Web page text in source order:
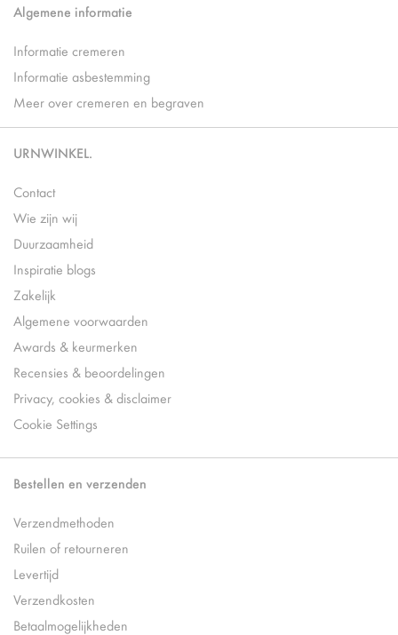
Algemene informatie
Informatie cremeren
Informatie asbestemming
Meer over cremeren en begraven
URNWINKEL.
Contact
Wie zijn wij
Duurzaamheid
Inspiratie blogs
Zakelijk
Algemene voorwaarden
Awards & keurmerken
Recensies & beoordelingen
Privacy, cookies & disclaimer
Cookie Settings
Bestellen en verzenden
Verzendmethoden
Ruilen of retourneren
Levertijd
Verzendkosten
Betaalmogelijkheden